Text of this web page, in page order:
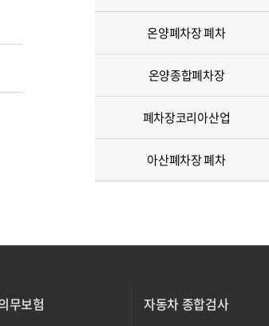
온양폐차장 폐차
온양종합폐차장
폐차장코리아산업
아산폐차장 폐차
무보험 자동차 종합검사